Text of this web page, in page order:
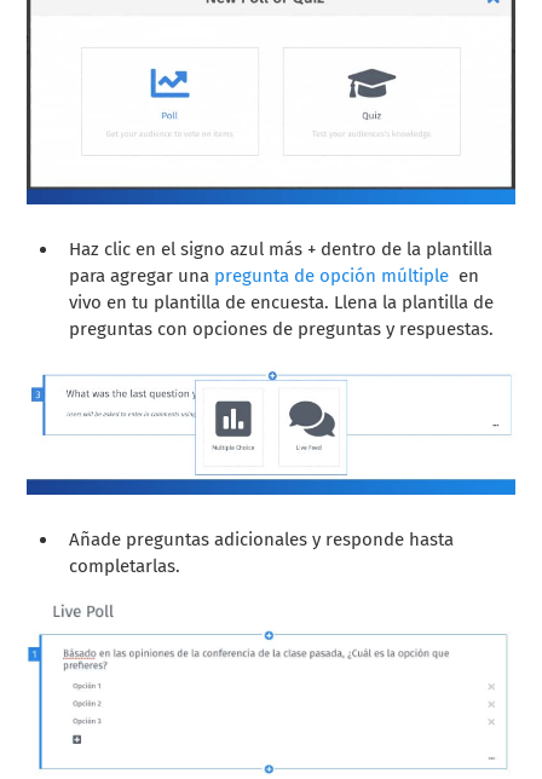
Haz clic en el signo azul más + dentro de la plantilla
para agregar una pregunta de opción múltiple en
vivo en tu plantilla de encuesta. Llena la plantilla de
preguntas con opciones de preguntas y respuestas.
Añade preguntas adicionales y responde hasta
completarlas.